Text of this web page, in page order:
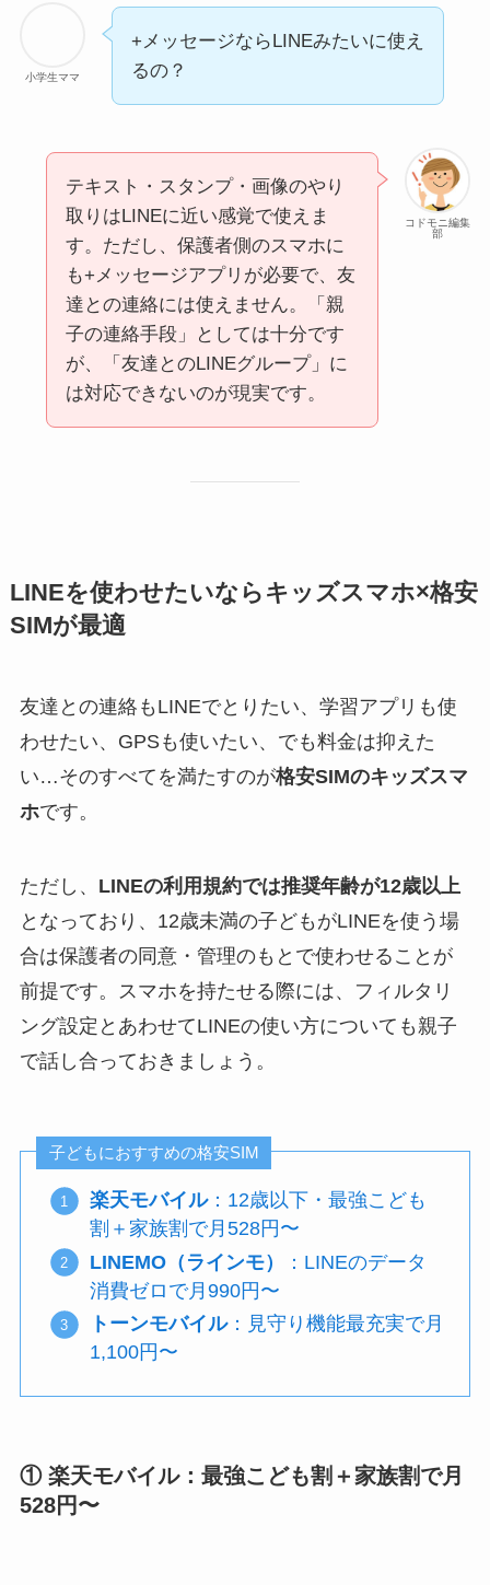
小学生ママ
+メッセージならLINEみたいに使え
るの？
コドモニ編集
部
テキスト・スタンプ・画像のやり
取りはLINEに近い感覚で使えま
す。ただし、保護者側のスマホに
も+メッセージアプリが必要で、友
達との連絡には使えません。「親
子の連絡手段」としては十分です
が、「友達とのLINEグループ」に
は対応できないのが現実です。
LINEを使わせたいならキッズスマホ×格安
SIMが最適
友達との連絡もLINEでとりたい、学習アプリも使
わせたい、GPSも使いたい、でも料金は抑えた
い…そのすべてを満たすのが格安SIMのキッズスマ
ホです。
ただし、 LINEの利用規約では推奨年齢が12歳以上
となっており、12歳未満の子どもがLINEを使う場
合は保護者の同意・管理のもとで使わせることが
前提です。スマホを持たせる際には、フィルタリ
ング設定とあわせてLINEの使い方についても親子
で話し合っておきましょう。
子どもにおすすめの格安SIM
楽天モバイル：12歳以下・最強こども
割＋家族割で月528円〜
LINEMO（ラインモ）
：LINEのデータ
消費ゼロで月990円〜
トーンモバイル：見守り機能最充実で月
1,100円〜
① 楽天モバイル：最強こども割＋家族割で月
528円〜